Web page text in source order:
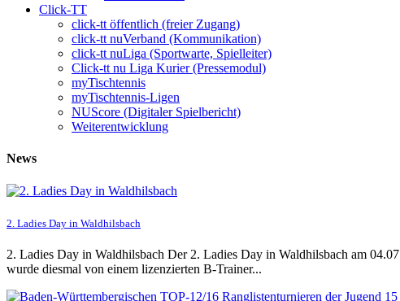
Click-TT
click-tt öffentlich (freier Zugang)
click-tt nuVerband (Kommunikation)
click-tt nuLiga (Sportwarte, Spielleiter)
Click-tt nu Liga Kurier (Pressemodul)
myTischtennis
myTischtennis-Ligen
NUScore (Digitaler Spielbericht)
Weiterentwicklung
News
2. Ladies Day in Waldhilsbach
2. Ladies Day in Waldhilsbach Der 2. Ladies Day in Waldhilsbach am
wurde diesmal von einem lizenzierten B-Trainer...